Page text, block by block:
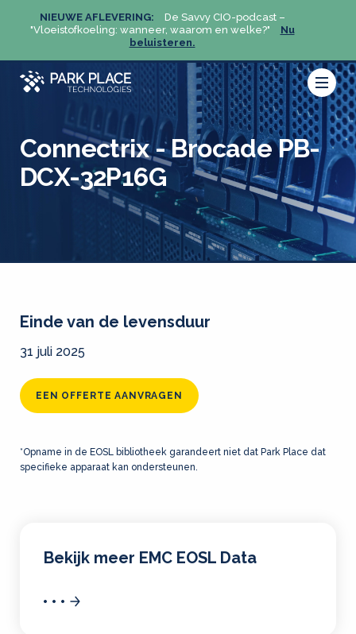
NIEUWE AFLEVERING:
De Savvy CIO-podcast –
"Vloeistofkoeling: wanneer, waarom en welke?"
Nu
beluisteren.
Connectrix - Brocade PB-
DCX-32P16G
Einde van de levensduur
31 juli 2025
EEN OFFERTE AANVRAGEN
*Opname in de EOSL bibliotheek garandeert niet dat Park Place dat
specifieke apparaat kan ondersteunen.
Bekijk meer EMC EOSL Data